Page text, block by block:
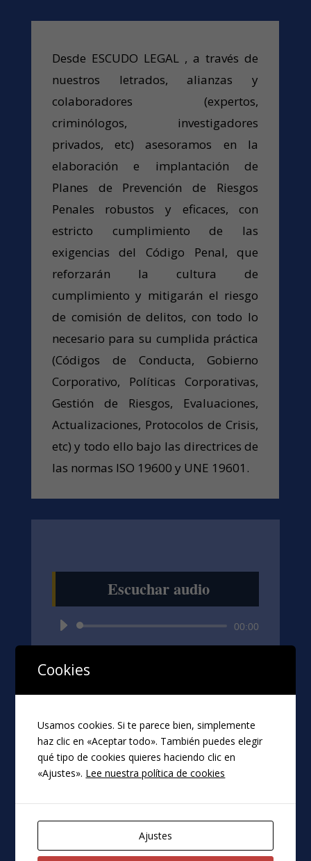
Desde ESCUDO LEGAL , a través de
nuestros letrados, alianzas y
colaboradores (expertos,
criminólogos, investigadores
privados, etc) asesoramos en la
elaboración e implantación de
Planes de Prevención de Riesgos
Penales robustos y eficaces, con
estricto cumplimiento de las
exigencias del Código Penal, que
reforzarán la cultura de
cumplimiento y mitigarán el riesgo
de comisión de delitos, con todo lo
necesario para su cumplida práctica
(Códigos de Conducta, Gobierno
Corporativo, Políticas Corporativas,
Gestión de Riesgos, Evaluaciones,
Actualizaciones, Protocolos de Crisis,
etc) y todo ello bajo las directrices de
las normas ISO 19600 y UNE 19601.
Escuchar audio
Reproductor
00:00
Si quieres proteger tu empresa y
tener una robusta cultura de
cumplimiento, no dudes en
ponerte en contacto con nosotros
Si buscas que tu empresa sea íntegra, somos
lo que estás buscando
Cookies
Usamos cookies. Si te parece bien, simplemente
haz clic en «Aceptar todo». También puedes elegir
qué tipo de cookies quieres haciendo clic en
«Ajustes». Lee nuestra política de cookies
Ajustes